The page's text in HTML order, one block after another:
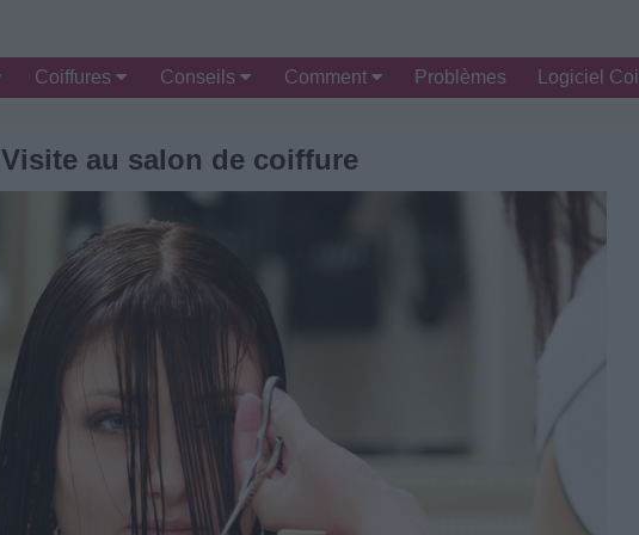
Coiffures Conseils Comment Problèmes Logiciel
Visite au salon de coiffure